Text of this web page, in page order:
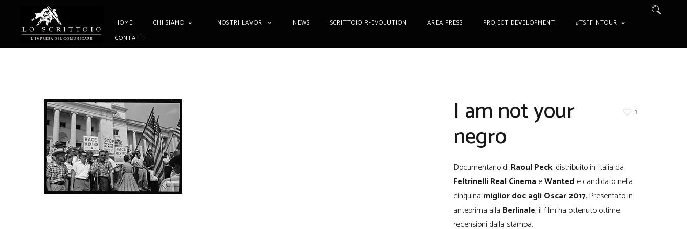
HOME CHI SIAMO I NOSTRI LAVORI NEWS SCRITTOIO R-EVOLUTION AREA PRESS PROJECT DEVELOPMENT
#TSFFINTOUR
CONTATTI
I am not your
negro
1
Documentario di Raoul Peck, distribuito in Italia da
Feltrinelli Real Cinema eWanted e candidato nella
cinquina miglior doc agli Oscar 2017. Presentato in
anteprima alla Berlinale, il film ha ottenuto ottime
recensioni dalla stampa.